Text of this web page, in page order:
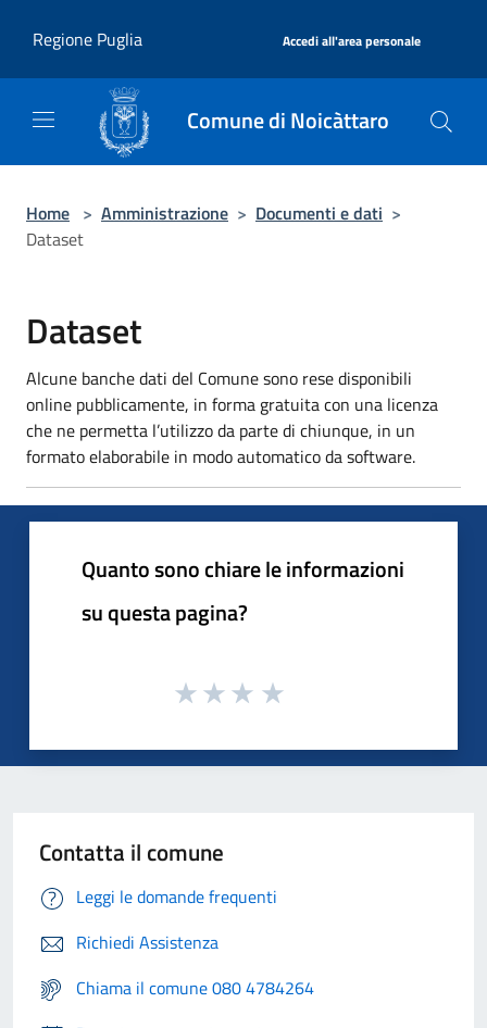
Regione Puglia
Accedi all'area personale
Comune di Noicàttaro
Home > Amministrazione > Documenti e dati >
Dataset
Dataset
Alcune banche dati del Comune sono rese disponibili
online pubblicamente, in forma gratuita con una licenza
che ne permetta l’utilizzo da parte di chiunque, in un
formato elaborabile in modo automatico da software.
Quanto sono chiare le informazioni
su questa pagina?
Contatta il comune
Leggi le domande frequenti
Richiedi Assistenza
Chiama il comune 080 4784264